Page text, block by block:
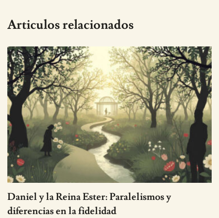
Articulos relacionados
Daniel y la Reina Ester: Paralelismos y
diferencias en la fidelidad